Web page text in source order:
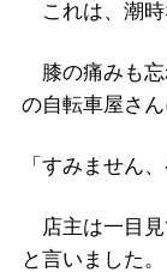
これは、潮時
膝の痛みも忘
の自転車屋さん
「すみません
店主は一目見
と言いました。